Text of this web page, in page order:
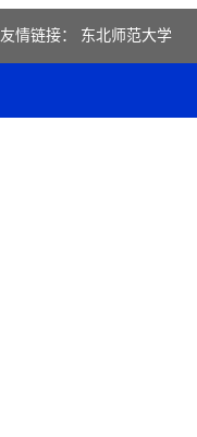
友情链接： 东北师范大学